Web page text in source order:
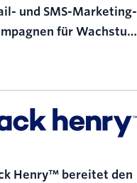
und SMS-Marketing-
für Wachstum
Henry™ bereitet den